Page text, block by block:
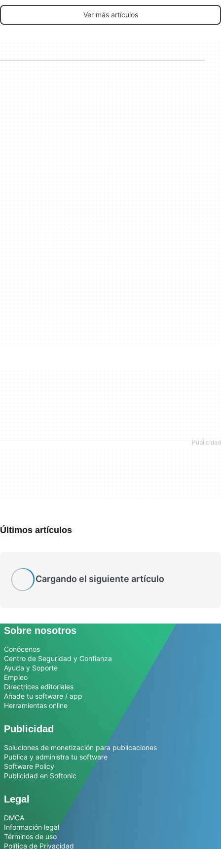
Ver más artículos
Últimos artículos
Cargando el siguiente artículo
Sobre nosotros
Conócenos
Centro de Seguridad y Confianza
Ayuda y Soporte
Empleo
Directrices editoriales
Añade tu software / app
Herramientas online
Publicidad
Soluciones de monetización para publicaciones
Publica y administra tu software
Software Policy
Publicidad en Softonic
Legal
DMCA
Información legal
Términos de uso
Política de Privacidad